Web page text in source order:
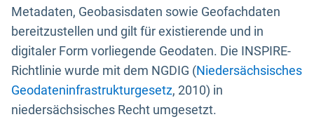
Metadaten, Geobasisdaten sowie Geofachdaten
bereitzustellen und gilt für existierende und in
digitaler Form vorliegende Geodaten. Die INSPIRE-
Richtlinie wurde mit dem NGDIG (Niedersächsisches
Geodateninfrastrukturgesetz, 2010) in
niedersächsisches Recht umgesetzt.